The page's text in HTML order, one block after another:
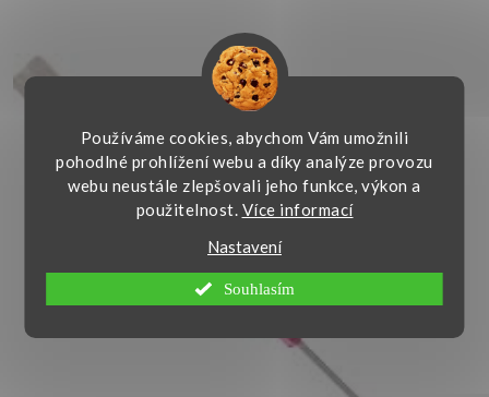
Používáme cookies, abychom Vám umožnili
pohodlné prohlížení webu a díky analýze provozu
webu neustále zlepšovali jeho funkce, výkon a
použitelnost. Více informací
Nastavení
Souhlasím